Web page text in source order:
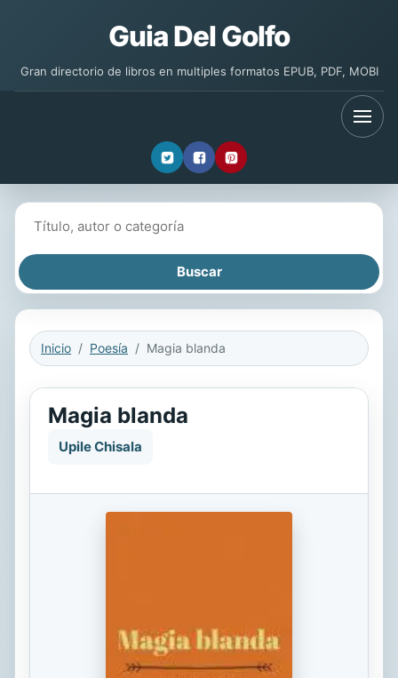
Guia Del Golfo
Gran directorio de libros en multiples formatos EPUB, PDF, MOBI
Inicio Poesía Magia blanda
Magia blanda
Upile Chisala